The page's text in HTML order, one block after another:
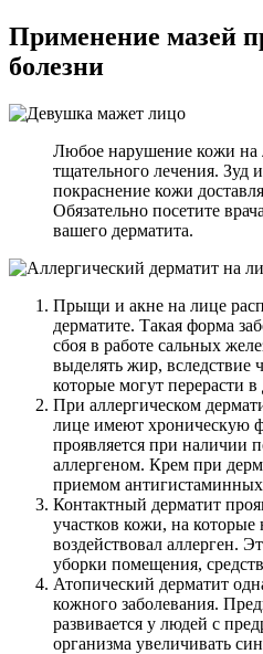
Применение мазей
болезни
Любое нарушение кожи на
тщательного лечения. Зуд
покраснение кожи
Обязательно посетите
вашего дерматита.
Прыщи и акне на лице
дерматите. Такая форма
сбоя в работе сальных
выделять жир, вследствие
которые могут перерасти в
При аллергическом
лице имеют хроническую
проявляется при наличии
аллергеном. Крем при
приемом антигистаминных
Контактный дерматит
участков кожи, на которые
воздействовал аллерген.
уборки помещения,
Атопический дерматит
кожного заболевания.
развивается у людей с
организма увеличивать